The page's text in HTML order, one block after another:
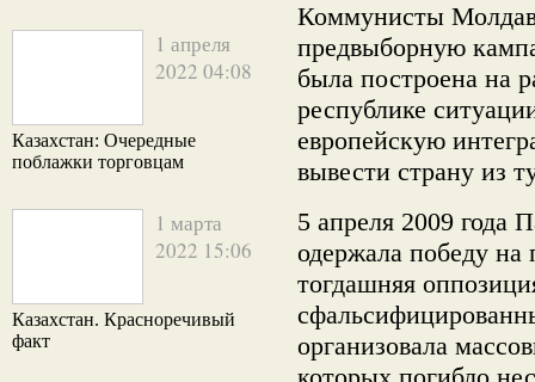
1 апреля
2022 04:08
Казахстан: Очередные
поблажки торговцам
1 марта
2022 15:06
Казахстан. Красноречивый
факт
Коммунисты
предвыборную
была построена на
республике
европейскую
вывести страну из
5 апреля 2009 года
одержала победу на
тогдашняя
организовала